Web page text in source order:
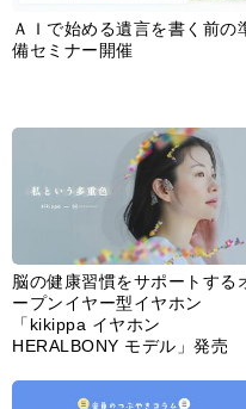
あなたのペット自慢を教えてく
ださい！